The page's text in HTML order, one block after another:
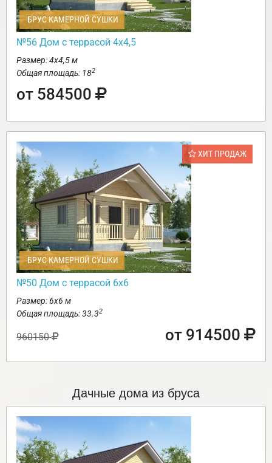
БРУС КАМЕРНОЙ СУШКИ
№56 Дом с террасой 4х4,5
Размер: 4х4,5 м
Общая площадь: 182
от 584500
ХИТ ПРОДАЖ
БРУС КАМЕРНОЙ СУШКИ
№50 Дом с террасой 6х6
Размер: 6х6 м
Общая площадь: 33.32
960150 от 914500
Дачные дома из бруса